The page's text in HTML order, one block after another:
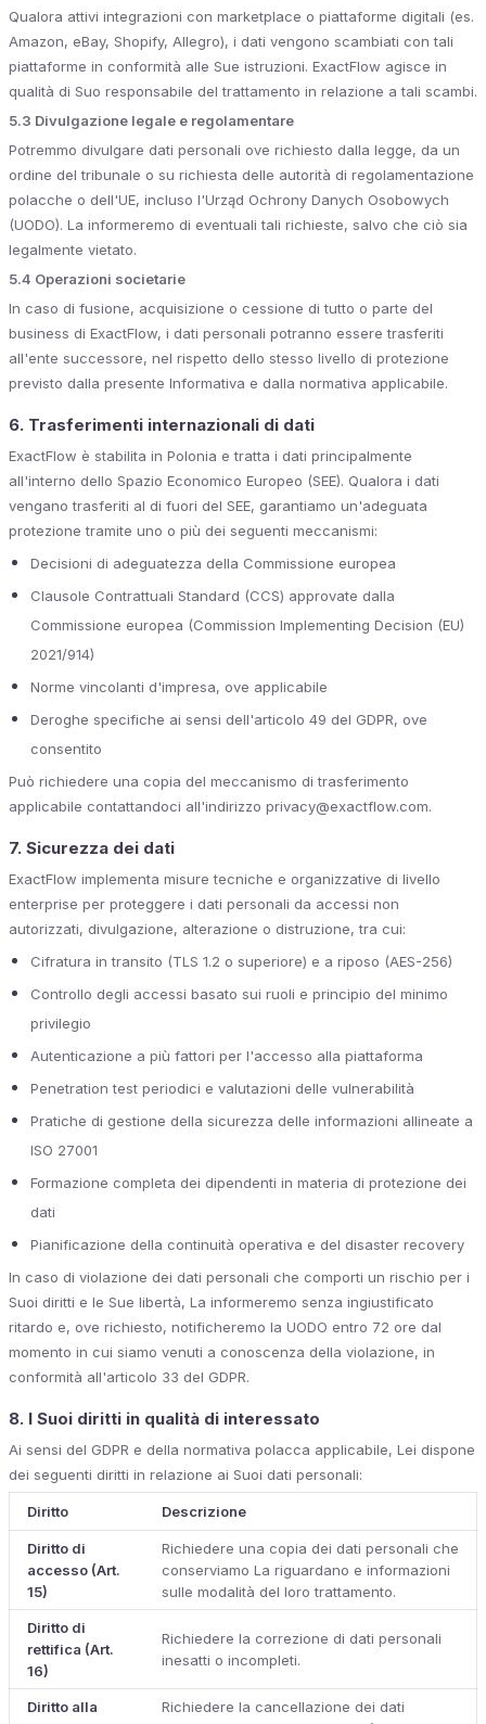
Qualora attivi integrazioni con marketplace o piattaforme digitali (es.
Amazon, eBay, Shopify, Allegro), i dati vengono scambiati con tali
piattaforme in conformità alle Sue istruzioni. ExactFlow agisce in
qualità di Suo responsabile del trattamento in relazione a tali scambi.
5.3 Divulgazione legale e regolamentare
Potremmo divulgare dati personali ove richiesto dalla legge, da un
ordine del tribunale o su richiesta delle autorità di regolamentazione
polacche o dell'UE, incluso l'Urząd Ochrony Danych Osobowych
(UODO). La informeremo di eventuali tali richieste, salvo che ciò sia
legalmente vietato.
5.4 Operazioni societarie
In caso di fusione, acquisizione o cessione di tutto o parte del
business di ExactFlow, i dati personali potranno essere trasferiti
all'ente successore, nel rispetto dello stesso livello di protezione
previsto dalla presente Informativa e dalla normativa applicabile.
6. Trasferimenti internazionali di dati
ExactFlow è stabilita in Polonia e tratta i dati principalmente
all'interno dello Spazio Economico Europeo (SEE). Qualora i dati
vengano trasferiti al di fuori del SEE, garantiamo un'adeguata
protezione tramite uno o più dei seguenti meccanismi:
Decisioni di adeguatezza della Commissione europea
Clausole Contrattuali Standard (CCS) approvate dalla
Commissione europea (Commission Implementing Decision (EU)
2021/914)
Norme vincolanti d'impresa, ove applicabile
Deroghe specifiche ai sensi dell'articolo 49 del GDPR, ove
consentito
Può richiedere una copia del meccanismo di trasferimento
applicabile contattandoci all'indirizzo privacy@exactflow.com.
7. Sicurezza dei dati
ExactFlow implementa misure tecniche e organizzative di livello
enterprise per proteggere i dati personali da accessi non
autorizzati, divulgazione, alterazione o distruzione, tra cui:
Cifratura in transito (TLS 1.2 o superiore) e a riposo (AES-256)
Controllo degli accessi basato sui ruoli e principio del minimo
privilegio
Autenticazione a più fattori per l'accesso alla piattaforma
Penetration test periodici e valutazioni delle vulnerabilità
Pratiche di gestione della sicurezza delle informazioni allineate a
ISO 27001
Formazione completa dei dipendenti in materia di protezione dei
dati
Pianificazione della continuità operativa e del disaster recovery
In caso di violazione dei dati personali che comporti un rischio per i
Suoi diritti e le Sue libertà, La informeremo senza ingiustificato
ritardo e, ove richiesto, notificheremo la UODO entro 72 ore dal
momento in cui siamo venuti a conoscenza della violazione, in
conformità all'articolo 33 del GDPR.
8. I Suoi diritti in qualità di interessato
Ai sensi del GDPR e della normativa polacca applicabile, Lei dispone
dei seguenti diritti in relazione ai Suoi dati personali:
Diritto Descrizione
Diritto di
accesso (Art.
15)
Richiedere una copia dei dati personali che
conserviamo La riguardano e informazioni
sulle modalità del loro trattamento.
Diritto di
rettifica (Art.
16)
Richiedere la correzione di dati personali
inesatti o incompleti.
Diritto alla
Richiedere la cancellazione dei dati